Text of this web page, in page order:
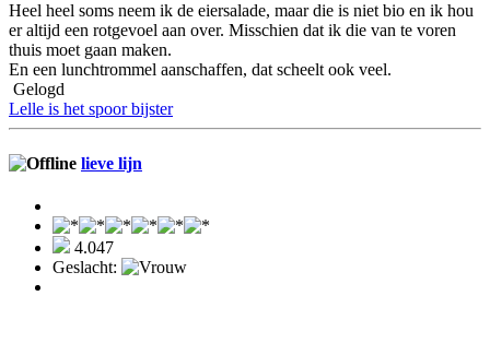
Heel heel soms neem ik de eiersalade, maar die is niet bio en ik hou
er altijd een rotgevoel aan over. Misschien dat ik die van te voren
thuis moet gaan maken.
En een lunchtrommel aanschaffen, dat scheelt ook veel.
Gelogd
Lelle is het spoor bijster
lieve lijn
4.047
Geslacht: